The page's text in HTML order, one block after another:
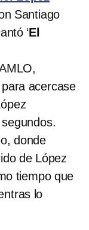
Santiago
‘El
acercase
donde
de López
tiempo que
lo